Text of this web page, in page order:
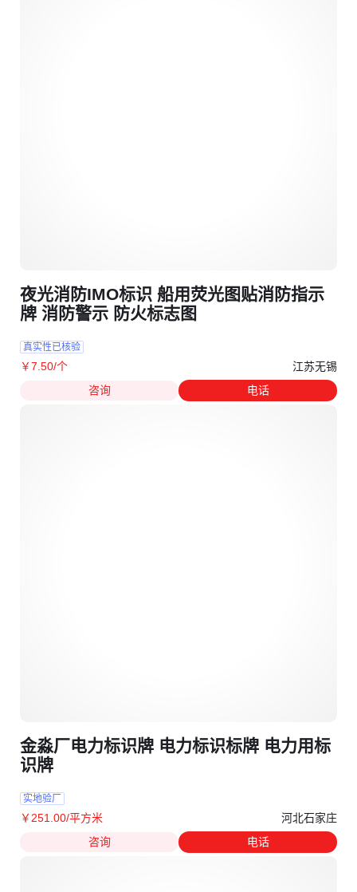
夜光消防IMO标识 船用荧光图贴消防指示
牌 消防警示 防火标志图
真实性已核验
￥7.50/个
江苏无锡
咨询
电话
金淼厂电力标识牌 电力标识标牌 电力用标
识牌
实地验厂
￥251.00/平方米
河北石家庄
咨询
电话